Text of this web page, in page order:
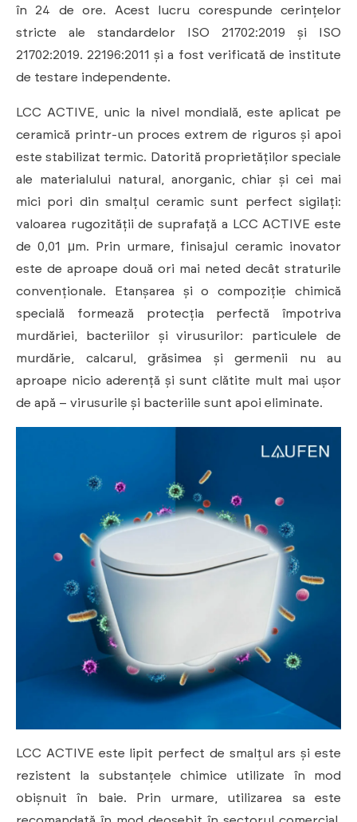
în 24 de ore. Acest lucru corespunde cerințelor
stricte ale standardelor ISO 21702:2019 și ISO
21702:2019. 22196:2011 și a fost verificată de institute
de testare independente.
LCC ACTIVE, unic la nivel mondială, este aplicat pe
ceramică printr-un proces extrem de riguros și apoi
este stabilizat termic. Datorită proprietăților speciale
ale materialului natural, anorganic, chiar și cei mai
mici pori din smalțul ceramic sunt perfect sigilați:
valoarea rugozității de suprafață a LCC ACTIVE este
de 0,01 μm. Prin urmare, finisajul ceramic inovator
este de aproape două ori mai neted decât straturile
convenționale. Etanșarea și o compoziție chimică
specială formează protecția perfectă împotriva
murdăriei, bacteriilor și virusurilor: particulele de
murdărie, calcarul, grăsimea și germenii nu au
aproape nicio aderență și sunt clătite mult mai ușor
de apă – virusurile și bacteriile sunt apoi eliminate.
LCC ACTIVE este lipit perfect de smalțul ars și este
rezistent la substanțele chimice utilizate în mod
obișnuit în baie. Prin urmare, utilizarea sa este